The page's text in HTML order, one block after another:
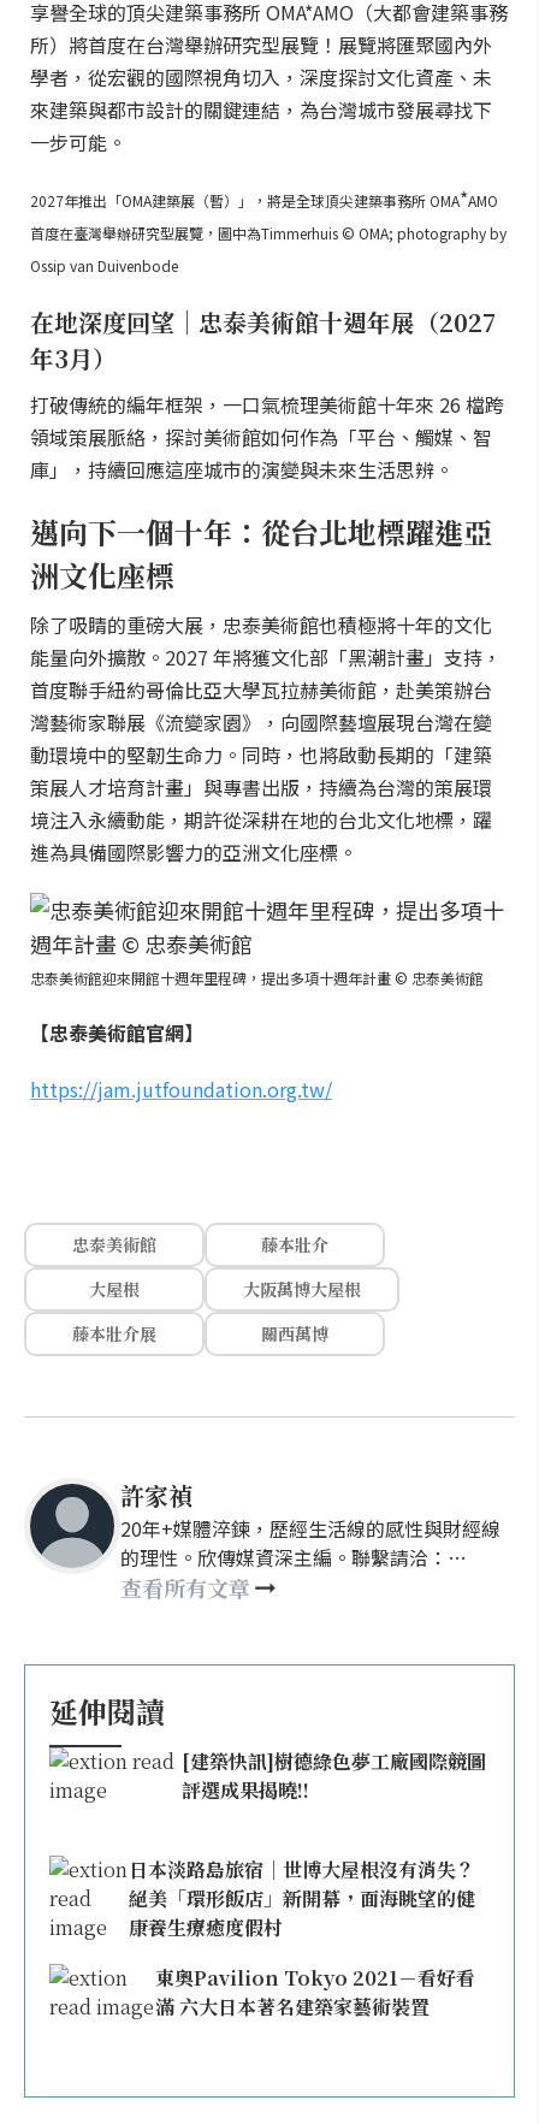
享譽全球的頂尖建築事務所 OMA*AMO（大都會建築事務
所）將首度在台灣舉辦研究型展覽！展覽將匯聚國內外
學者，從宏觀的國際視角切入，深度探討文化資產、未
來建築與都市設計的關鍵連結，為台灣城市發展尋找下
一步可能。
2027年推出「OMA建築展（暫）」，將是全球頂尖建築事務所 OMA*AMO
首度在臺灣舉辦研究型展覽，圖中為Timmerhuis © OMA; photography by
Ossip van Duivenbode
在地深度回望｜忠泰美術館十週年展（2027
年3月）
打破傳統的編年框架，一口氣梳理美術館十年來 26 檔跨
領域策展脈絡，探討美術館如何作為「平台、觸媒、智
庫」，持續回應這座城市的演變與未來生活思辨。
邁向下一個十年：從台北地標躍進亞
洲文化座標
除了吸睛的重磅大展，忠泰美術館也積極將十年的文化
能量向外擴散。2027 年將獲文化部「黑潮計畫」支持，
首度聯手紐約哥倫比亞大學瓦拉赫美術館，赴美策辦台
灣藝術家聯展《流變家園》，向國際藝壇展現台灣在變
動環境中的堅韌生命力。同時，也將啟動長期的「建築
策展人才培育計畫」與專書出版，持續為台灣的策展環
境注入永續動能，期許從深耕在地的台北文化地標，躍
進為具備國際影響力的亞洲文化座標。
忠泰美術館迎來開館十週年里程碑，提出多項十週年計畫 © 忠泰美術館
【忠泰美術館官網】
https://jam.jutfoundation.org.tw/
忠泰美術館
藤本壯介
大屋根
大阪萬博大屋根
藤本壯介展
關西萬博
許家禎
20年+媒體淬鍊，歷經生活線的感性與財經線
的理性。欣傳媒資深主編。聯繫請洽：
nellyhsu@xinmedia.com
查看所有文章
延伸閱讀
[建築快訊]樹德綠色夢工廠國際競圖
評選成果揭曉!!
日本淡路島旅宿｜世博大屋根沒有消失？
絕美「環形飯店」新開幕，面海眺望的健
康養生療癒度假村
東奧Pavilion Tokyo 2021－看好看
滿 六大日本著名建築家藝術裝置